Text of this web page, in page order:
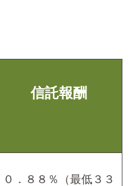
信託報酬
０．８８％（最低３３